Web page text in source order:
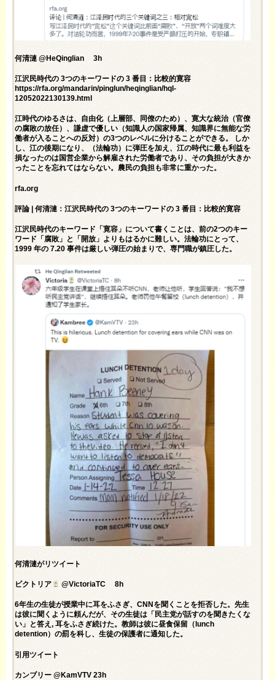
何清漣 @HeQinglian 3h
江沢民時代の 3つのキーワードの 3 番目：比較的寛容
https://rfa.org/mandarin/pinglun/heqinglian/hql-
12052022130139.html
江時代のゆるさは、自由化（上層部、同僚のため）、寛大な統治（官僚
の腐敗の放任）、謙虚で優しい（知識人の国家帰属、知識界に無能な労
働者が入ることへの反対）の3つのレベルに分けることができる。 しか
し、江の後期になり、（法輪功）に弾圧を加え、江の時代に最も利益を
損なったのは国営企業から解雇された労働者であり、その負担が大きか
ったことを忘れてはならない。農民の負担も非常に重かった。
rfa.org
評論 | 何清漣：江沢民時代の 3つのキーワードの 3 番目：比較的寛容
江沢民時代のキーワード「寛容」について書くことは、前の2つのキー
ワード「腐敗」と「開放」よりもはるかに難しい。法輪功にとって、
1999 年の 7.20 事件は厳しい弾圧の始まりで、専門職が鎮圧した。
何清漣がリツイート
ビクトリア @VictoriaTC 8h
6年生の生徒が授業中に耳をふさぎ、CNNを聞くことを拒否した。先生
は彼に聞くように頼んだが、その生徒は「民主党が話すのを聞きたくな
い」と答え, 耳をふさぎ続けた。教師は彼に昼食保留（lunch
detention）の罰を科し、生徒の保護者に通知した。
引用ツイート
カンブリー @KamVTV 23h